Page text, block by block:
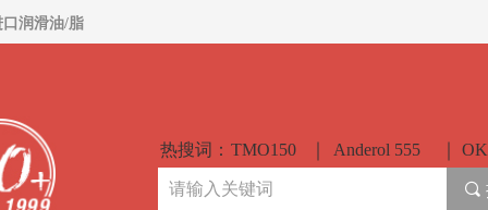
热搜词： TMO150 Anderol 555
끠
口润滑油/脂